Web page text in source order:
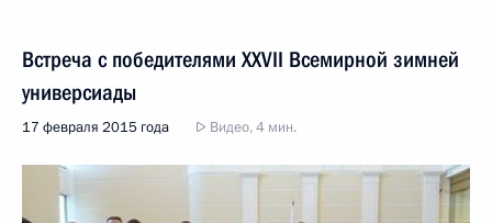
Встреча с победителями XXVII Всемирной зимней
универсиады
17 февраля 2015 года Видео, 4 мин.